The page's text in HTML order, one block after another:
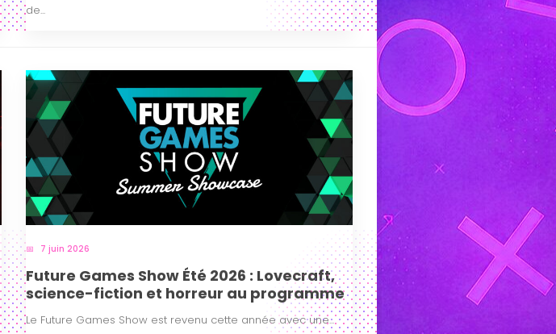
de...
7 juin 2026
Future Games Show Été 2026 : Lovecraft,
science-fiction et horreur au programme
Le Future Games Show est revenu cette année avec une...